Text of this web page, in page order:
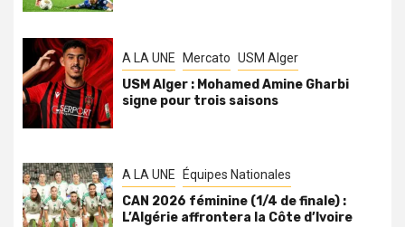
A LA UNE Mercato USM Alger
USM Alger : Mohamed Amine Gharbi
signe pour trois saisons
A LA UNE Équipes Nationales
CAN 2026 féminine (1/4 de finale) :
L’Algérie affrontera la Côte d’Ivoire